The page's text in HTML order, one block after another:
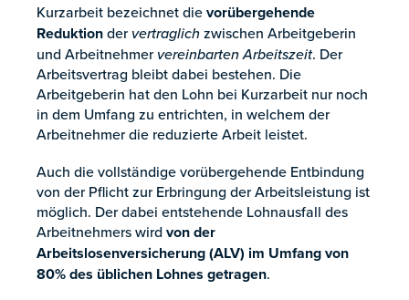
Kurzarbeit bezeichnet dievorübergehende
Reduktiondervertraglichzwischen Arbeitgeberin
und ArbeitnehmervereinbartenArbeitszeit. Der
Arbeitsvertrag bleibt dabei bestehen. Die
Arbeitgeberin hat den Lohn bei Kurzarbeit nur noch
in dem Umfang zu entrichten, in welchem der
Arbeitnehmer die reduzierte Arbeit leistet.
Auch die vollständige vorübergehende Entbindung
von der Pflicht zur Erbringung der Arbeitsleistung ist
möglich. Der dabei entstehende Lohnausfall des
Arbeitnehmers wird von der
Arbeitslosenversicherung (ALV) im Umfang von
80% des üblichen Lohnes getragen.